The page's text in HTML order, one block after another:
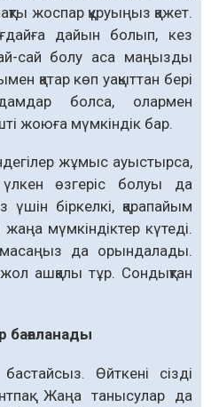
жоспар құруыңыз қажет.
дайын болып, кез
сай болу аса маңызды
қатар көп уақыттан бері
болса, олармен
жоюға мүмкіндік бар.
жұмыс ауыстырса,
үлкен өзгеріс болуы да
біркелкі, қарапайым
мүмкіндіктер күтеді.
да орындалады.
ашқалы тұр. Сондықтан
бағаланады
Өйткені сізді
Жаңа танысулар да